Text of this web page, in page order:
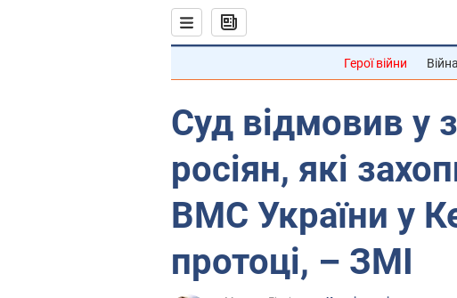
Герої війни
Суд відмовив у
росіян, які
ВМС України у
протоці, – ЗМІ